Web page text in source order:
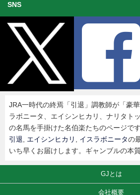
SNS
JRA一時代の終焉「引退」調教師が「豪
ラボニータ、エイシンヒカリ、ナリタ
の名馬を手掛けた名伯楽たちのページで
引退
エイシンヒカリ イスラボニータの
いち早くお届けします。ギャンブルの本
GJとは
会社概要